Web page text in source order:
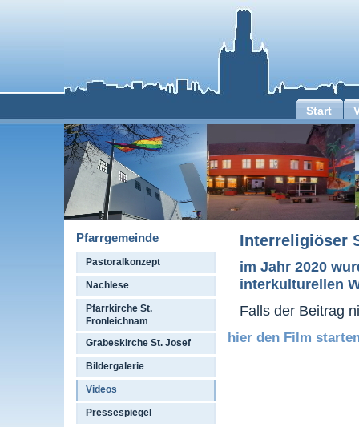
Start
Pfarrgemeinde
Pastoralkonzept
Nachlese
Pfarrkirche St.
Fronleichnam
Grabeskirche St. Josef
Bildergalerie
Videos
Pressespiegel
Interreligiöser
im Jahr 2020
interkulturellen
Falls der Beitrag
hier den Film